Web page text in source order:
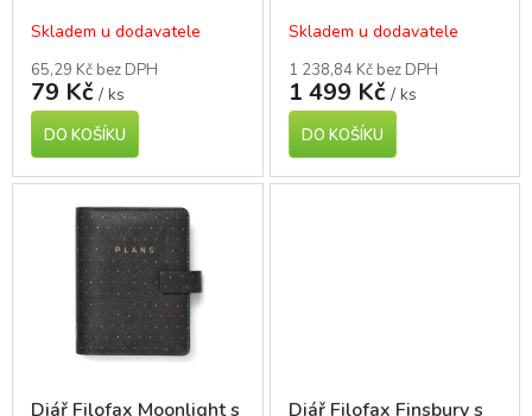
t
ů
Skladem u dodavatele
65,29 Kč bez DPH
79 Kč / ks
DO KOŠÍKU
Skladem u dodavatele
1 238,84 Kč bez DPH
1 499 Kč / ks
DO KOŠÍKU
Diář Filofax Moonlight s
Diář Filofax Finsbury s